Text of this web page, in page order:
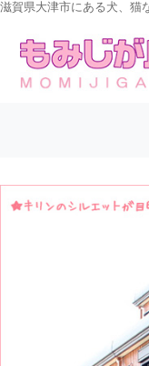
滋賀県大津市にある犬、猫